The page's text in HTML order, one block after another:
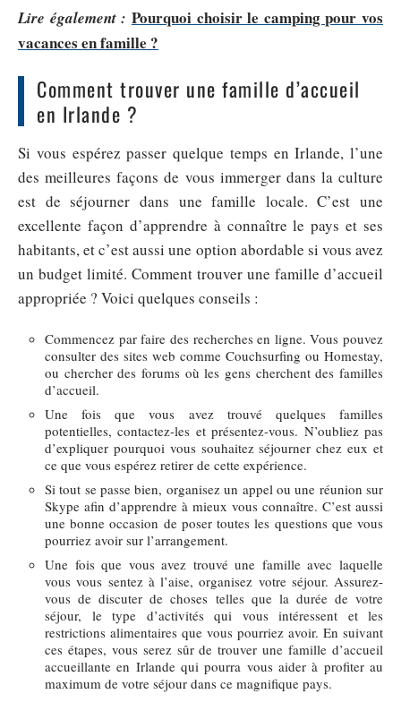
Lire également : Pourquoi choisir le camping pour vos
vacances en famille ?
Comment trouver une famille d’accueil
en Irlande ?
Si vous espérez passer quelque temps en Irlande, l’une
des meilleures façons de vous immerger dans la culture
est de séjourner dans une famille locale. C’est une
excellente façon d’apprendre à connaître le pays et ses
habitants, et c’est aussi une option abordable si vous avez
un budget limité. Comment trouver une famille d’accueil
appropriée ? Voici quelques conseils :
Commencez par faire des recherches en ligne. Vous pouvez
consulter des sites web comme Couchsurfing ou Homestay,
ou chercher des forums où les gens cherchent des familles
d’accueil.
Une fois que vous avez trouvé quelques familles
potentielles, contactez-les et présentez-vous. N’oubliez pas
d’expliquer pourquoi vous souhaitez séjourner chez eux et
ce que vous espérez retirer de cette expérience.
Si tout se passe bien, organisez un appel ou une réunion sur
Skype afin d’apprendre à mieux vous connaître. C’est aussi
une bonne occasion de poser toutes les questions que vous
pourriez avoir sur l’arrangement.
Une fois que vous avez trouvé une famille avec laquelle
vous vous sentez à l’aise, organisez votre séjour. Assurez-
vous de discuter de choses telles que la durée de votre
séjour, le type d’activités qui vous intéressent et les
restrictions alimentaires que vous pourriez avoir. En suivant
ces étapes, vous serez sûr de trouver une famille d’accueil
accueillante en Irlande qui pourra vous aider à profiter au
maximum de votre séjour dans ce magnifique pays.